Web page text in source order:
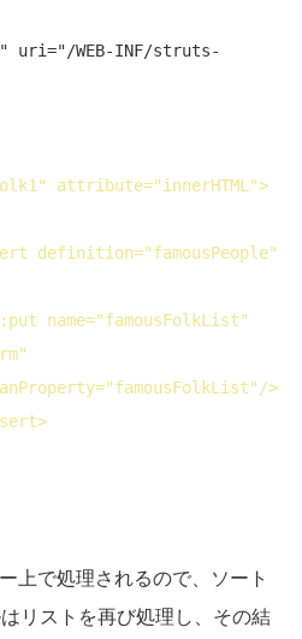
uri="/WEB-INF/struts-
attribute="innerHTML">
definition
name
="famousFolkList"/>
>
上で処理されるので、ソート
リストを再び処理し、その結